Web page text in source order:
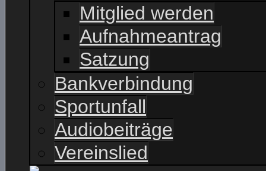
Mitglied werden
Aufnahmeantrag
Satzung
Bankverbindung
Sportunfall
Audiobeiträge
Vereinslied